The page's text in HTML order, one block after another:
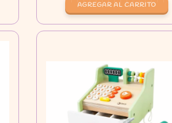
AGREGAR AL CARRITO